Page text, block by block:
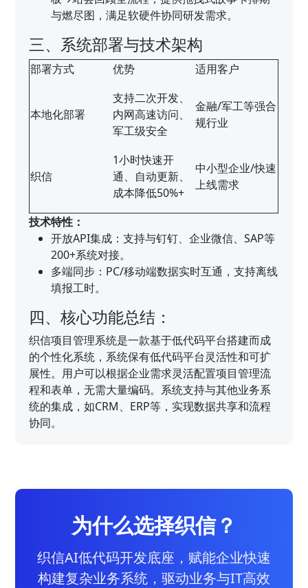
与燃尽图，满足软硬件协同研发需求。
三、系统部署与技术架构
部署方式 优势 适用客户
本地化部署
支持二次开发、
内网高速访问、
军工级安全
金融/军工等强合
规行业
织信
1小时快速开
通、自动更新、
成本降低50%+
中小型企业/快速
上线需求
技术特性：
开放API集成：支持与钉钉、企业微信、SAP等
200+系统对接。
多端同步：PC/移动端数据实时互通，支持离线
填报工时。
四、核心功能总结：
织信项目管理系统是一款基于低代码平台搭建而成
的个性化系统，系统保有低代码平台灵活性和可扩
展性。用户可以根据企业需求灵活配置项目管理流
程和表单，无需大量编码。系统支持与其他业务系
统的集成，如CRM、ERP等，实现数据共享和流程
协同。
为什么选择织信？
织信AI低代码开发底座，赋能企业快速
构建复杂业务系统，驱动业务与IT高效